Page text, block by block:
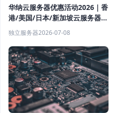
华纳云服务器优惠活动2026｜香
港/美国/日本/新加坡云服务器低
价租用，CN2优化线路低延迟
独立服务器2026-07-08